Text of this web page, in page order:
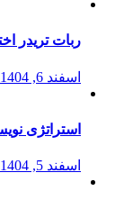
ربات تریدر
اسفند 6, 1404
استراتژی‌
اسفند 5, 1404